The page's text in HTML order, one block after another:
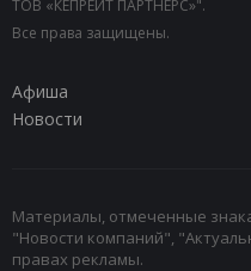
ТОВ «КЕПРЕЙТ ПАРТНЕРС»".
Все права защищены.
Афиша
Новости
Материалы, отмеченные
"Новости компаний",
правах рекламы.